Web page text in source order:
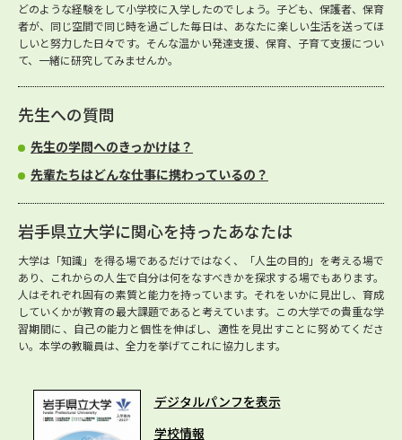
どのような経験をして小学校に入学したのでしょう。子ども、保護者、保育
者が、同じ空間で同じ時を過ごした毎日は、あなたに楽しい生活を送ってほ
しいと努力した日々です。そんな温かい発達支援、保育、子育て支援につい
て、一緒に研究してみませんか。
先生への質問
先生の学問へのきっかけは？
先輩たちはどんな仕事に携わっているの？
岩手県立大学に関心を持ったあなたは
大学は「知識」を得る場であるだけではなく、「人生の目的」を考える場で
あり、これからの人生で自分は何をなすべきかを探求する場でもあります。
人はそれぞれ固有の素質と能力を持っています。それをいかに見出し、育成
していくかが教育の最大課題であると考えています。この大学での貴重な学
習期間に、自己の能力と個性を伸ばし、適性を見出すことに努めてくださ
い。本学の教職員は、全力を挙げてこれに協力します。
デジタルパンフを表示
学校情報